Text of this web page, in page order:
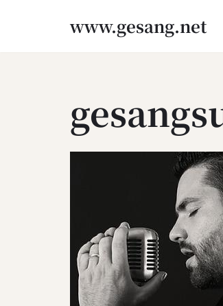
www.gesang.net